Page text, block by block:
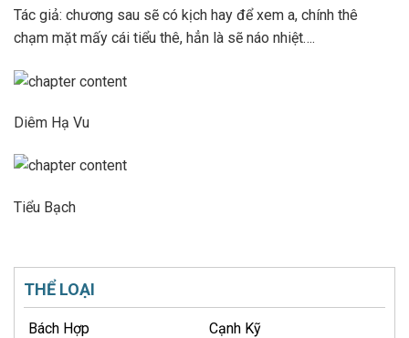
Tác giả: chương sau sẽ có kịch hay để xem a, chính thê
chạm mặt mấy cái tiểu thê, hẳn là sẽ náo nhiệt….
Diêm Hạ Vu
Tiểu Bạch
THỂ LOẠI
Bách Hợp Cạnh Kỹ